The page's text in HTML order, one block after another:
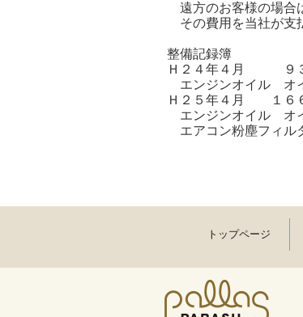
遠方のお客様の場合
その費用を当社が支
整備記録簿
Ｈ２４年４月 ９３
エンジンオイル オ
Ｈ２５年４月 １６
エンジンオイル オ
エアコン粉塵フィル
トップページ